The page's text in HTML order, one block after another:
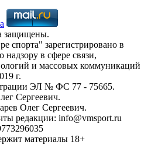
защищены.
спорта" зарегистрировано в
в сфере связи,
и массовых коммуникаций
г.
ЭЛ № ФС 77 - 75665.
Сергеевич.
Олег Сергеевич.
редакции: info@vmsport.ru
материалы 18+